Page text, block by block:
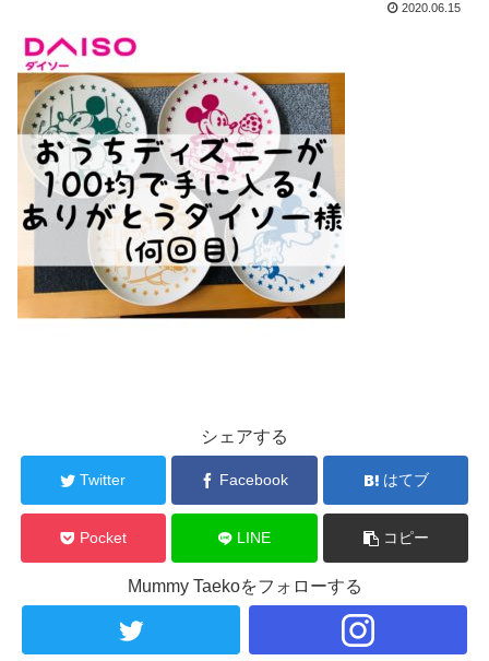
2020.06.15
シェアする
Twitter Facebook はてブ
Pocket LINE コピー
Mummy Taekoをフォローする